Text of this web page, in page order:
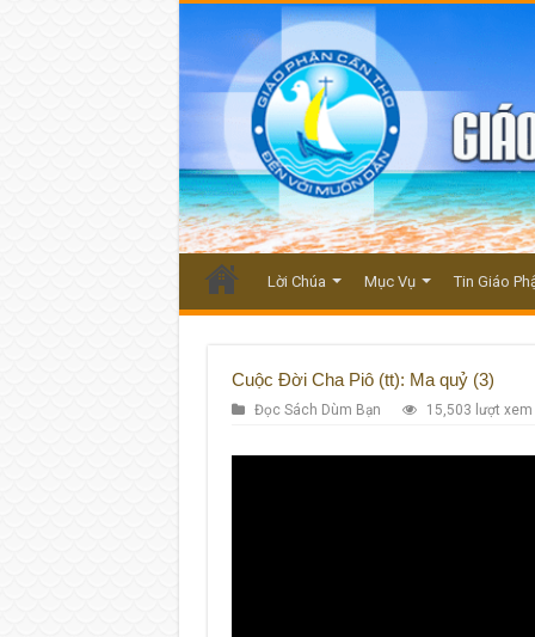
Lời Chúa Mục Vụ Tin Giáo
Cuộc Đời Cha Piô (tt): Ma quỷ (3)
Đọc Sách Dùm Bạn 15,503 lượt xem